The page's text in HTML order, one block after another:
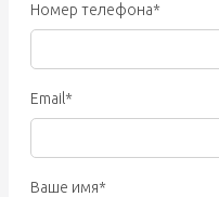
Номер телефона*
Email*
Ваше имя*